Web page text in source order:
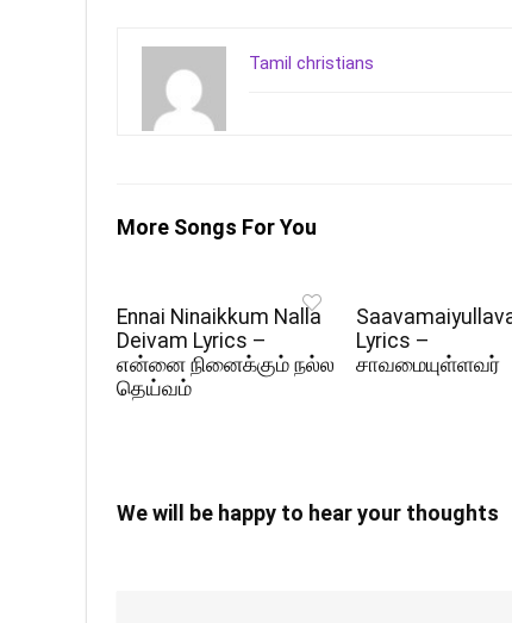
Tamil christians
More Songs For You
Ennai Ninaikkum Nalla
Deivam Lyrics –
என்னை நினைக்கும் நல்ல
தெய்வம்
Lyrics –
சாவமையுள்ளவர்
We will be happy to hear your thoughts